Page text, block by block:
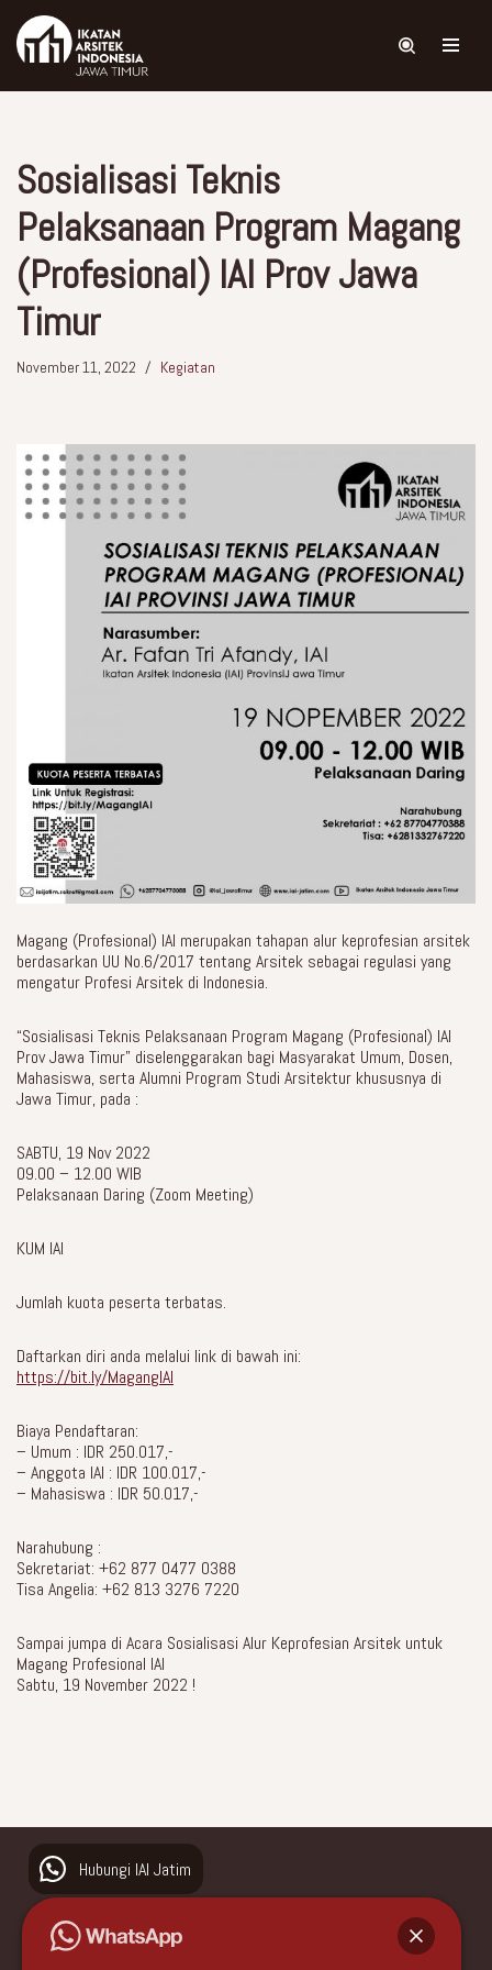
Skip
content
Sosialisasi Teknis
Pelaksanaan Program Magang
(Profesional) IAI Prov Jawa
Timur
November 11, 2022 Kegiatan
Magang (Profesional) IAI merupakan tahapan alur keprofesian arsitek
berdasarkan UU No.6/2017 tentang Arsitek sebagai regulasi yang
mengatur Profesi Arsitek di Indonesia.
“Sosialisasi Teknis Pelaksanaan Program Magang (Profesional) IAI
Prov Jawa Timur” diselenggarakan bagi Masyarakat Umum, Dosen,
Mahasiswa, serta Alumni Program Studi Arsitektur khususnya di
Jawa Timur, pada :
SABTU, 19 Nov 2022
09.00 – 12.00 WIB
Pelaksanaan Daring (Zoom Meeting)
KUM IAI
Jumlah kuota peserta terbatas.
Daftarkan diri anda melalui link di bawah ini:
https://bit.ly/MagangIAI
Biaya Pendaftaran:
– Umum : IDR 250.017,-
– Anggota IAI : IDR 100.017,-
– Mahasiswa : IDR 50.017,-
Narahubung :
Sekretariat: +62 877 0477 0388
Tisa Angelia: +62 813 3276 7220
Sampai jumpa di Acara Sosialisasi Alur Keprofesian Arsitek untuk
Magang Profesional IAI
Sabtu, 19 November 2022 !
Hubungi IAI Jatim